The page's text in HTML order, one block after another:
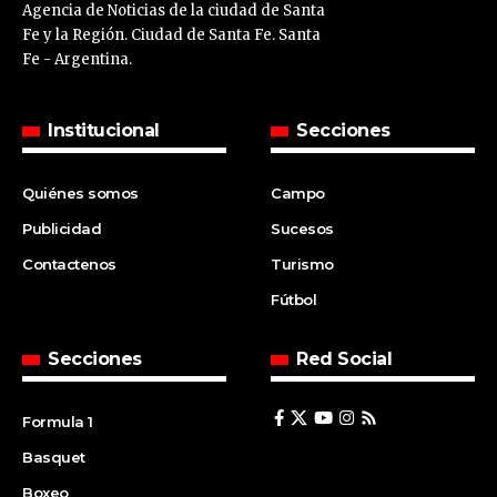
Agencia de Noticias de la ciudad de Santa
Fe y la Región. Ciudad de Santa Fe. Santa
Fe - Argentina.
Institucional
Quiénes somos
Publicidad
Contactenos
Secciones
Campo
Sucesos
Turismo
Fútbol
Secciones
Formula 1
Basquet
Boxeo
Red Social